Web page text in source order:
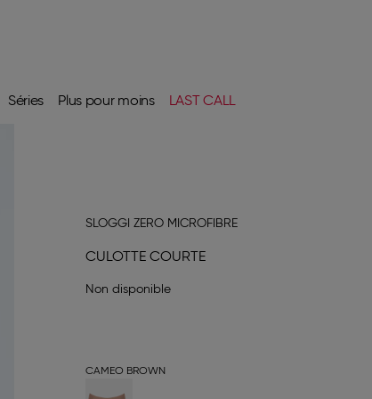
Séries Plus pour moins LAST CALL
SLOGGI ZERO MICROFIBRE
CULOTTE COURTE
Non disponible
CAMEO BROWN